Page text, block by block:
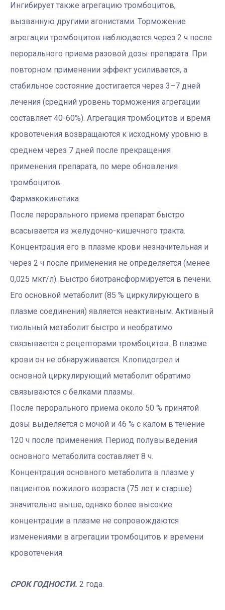
Ингибирует также агрегацию тромбоцитов,
вызванную другими агонистами. Торможение
агрегации тромбоцитов наблюдается через 2 ч после
перорального приема разовой дозы препарата. При
повторном применении эффект усиливается, а
стабильное состояние достигается через 3–7 дней
лечения (средний уровень торможения агрегации
составляет 40-60%). Агрегация тромбоцитов и время
кровотечения возвращаются к исходному уровню в
среднем через 7 дней после прекращения
применения препарата, по мере обновления
тромбоцитов.
Фармакокинетика.
После перорального приема препарат быстро
всасывается из желудочно-кишечного тракта.
Концентрация его в плазме крови незначительная и
через 2 ч после применения не определяется (менее
0,025 мкг/л). Быстро биотрансформируется в печени.
Его основной метаболит (85 % циркулирующего в
плазме соединения) является неактивным. Активный
тиольный метаболит быстро и необратимо
связывается с рецепторами тромбоцитов. В плазме
крови он не обнаруживается. Клопидогрел и
основной циркулирующий метаболит обратимо
связываются с белками плазмы.
После перорального приема около 50 % принятой
дозы выделяется с мочой и 46 % с калом в течение
120 ч после применения. Период полувыведения
основного метаболита составляет 8 ч.
Концентрация основного метаболита в плазме у
пациентов пожилого возраста (75 лет и старше)
значительно выше, однако более высокие
концентрации в плазме не сопровождаются
изменениями в агрегации тромбоцитов и времени
кровотечения.
СРОК ГОДНОСТИ. 2 года.